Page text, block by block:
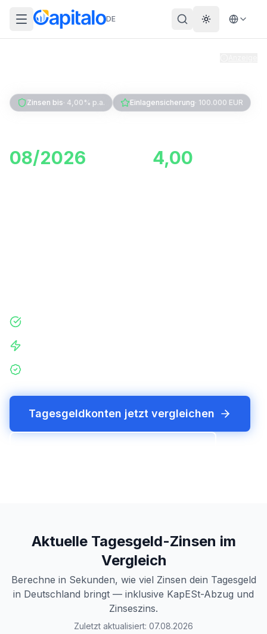
DE Theme
Zinsen bis· 4,00% p.a. Einlagensicherung· 100.000 EUR
08/2026
4,00
Tagesgeldkonten jetzt vergleichen
Aktuelle Tagesgeld-Zinsen im
Vergleich
Berechne in Sekunden, wie viel Zinsen dein Tagesgeld
in Deutschland bringt — inklusive KapESt-Abzug und
Zinseszins.
Zuletzt aktualisiert: 07.08.2026